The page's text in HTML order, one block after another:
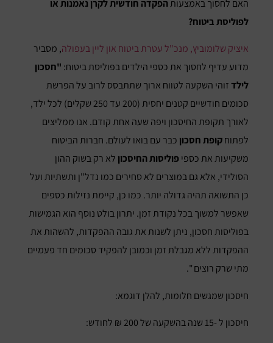
האם לחסוך באמצעותהפקדה חודשית לקרן נאמנות או
לפוליסת ביטוח?
איציק שלומוביץ, מנכ"ל עטרת ביטוח און ליין בעפולה, מסביר
מדוע עדיף לחסוך את כספי הילדים בפוליסת ביטוח: "חסכון
לילדזוהי השקעה לטווח ארוך שתתבסס לרוב על הפרשת
סכומים חודשיים קטנים יחסית (200 עד 250 שקלים) לכל ילד,
לאורך תקופת החיסכון ויפה שעה אחת קודם. אנו ממליצים
לפתוחקופת חסכון כבר עם בואו לעולם. חברות הביטוח
משקיעות את כספיפוליסות החיסכון לא רק בשוק ההון
הסולידי, אלא גם במוצרים לא סחירים כמו נדל"ן ותשתיות ועל
כן התשואה תהיה גדולה יותר. כמו כן, קיימת נזילות כספים
שאפשר למשוך בכל נקודת זמן. יתרון בולט נוסף הוא הגמישות
בפוליסות חסכון, ניתן לשנות את גובה ההפקדות, להשהות את
ההפקדות ללא מגבלת זמן וכמובן להפקיד סכומים חד פעמיים
מתי שרק רוצים ".
חיסכון שמגשים חלומות, להלן דוגמא:
חיסכון ל -15 שנה בהשקעה של 200 ₪ לחודש: